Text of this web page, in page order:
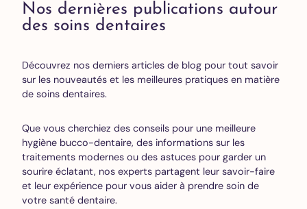
Nos dernières publications autour
des soins dentaires
Découvrez nos derniers articles de blog pour tout savoir
sur les nouveautés et les meilleures pratiques en matière
de soins dentaires.
Que vous cherchiez des conseils pour une meilleure
hygiène bucco-dentaire, des informations sur les
traitements modernes ou des astuces pour garder un
sourire éclatant, nos experts partagent leur savoir-faire
et leur expérience pour vous aider à prendre soin de
votre santé dentaire.